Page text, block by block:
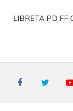
LIBRETA PD FF